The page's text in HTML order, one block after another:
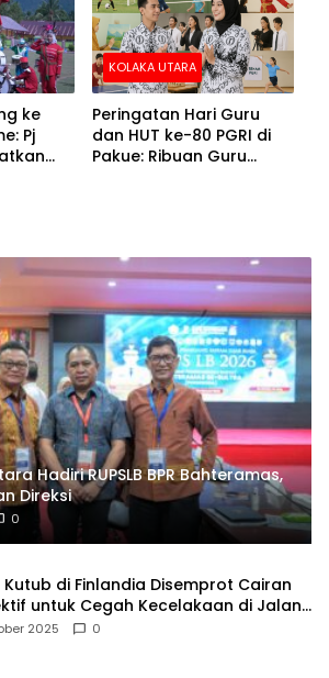
ke
Pj
KOLAKA UTARA
Peringatan Hari Guru
dan HUT ke-80 PGRI di
Pakue: Ribuan Guru
Hadiri RUPSLB BPR Bahteramas,
Direksi
0
Kutub di Finlandia Disemprot Cairan
untuk Cegah Kecelakaan di Jalan
2025 0